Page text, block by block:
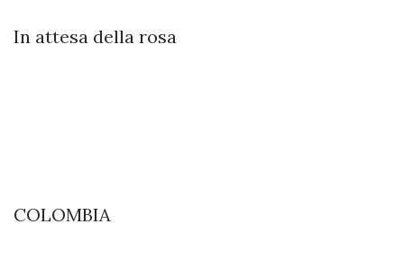
In attesa della rosa
COLOMBIA